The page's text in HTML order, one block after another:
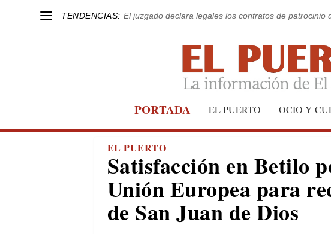
TENDENCIAS: El juzgado declara legales los contratos de patrocinio
PORTADA EL PUERTO OCIO Y
EL PUERTO
Satisfacción en Betilo
Unión Europea para
de San Juan de Dios